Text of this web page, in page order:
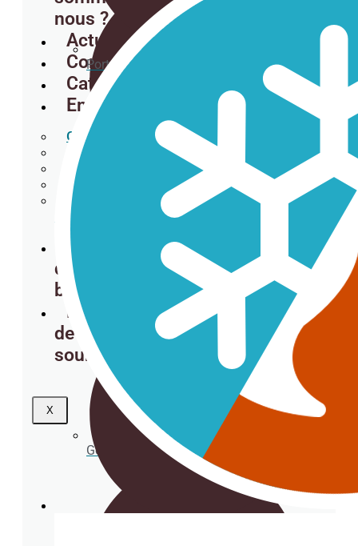
nous ?
Actualités
Contact
Catalogues
Emterprises
Glaciers
Cafétérias
Camions-restaurants
Restaurants orientaux
Hamburgers
Restaurants
Demande
de
budget
Liste
de
souhaits
X
Gobelets en carton pour les boissons
Gobelets en plastique transparent
Porte-gobelets